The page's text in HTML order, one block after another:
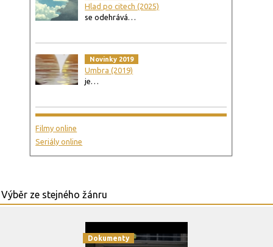
Hlad po citech (2025)
se odehrává…
Novinky 2019
Umbra (2019)
je…
Filmy online
Seriály online
Dokumenty